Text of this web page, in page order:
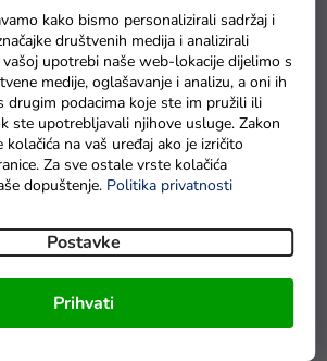
kako bismo personalizirali sadržaj i
društvenih medija i analizirali
upotrebi naše web-lokacije dijelimo s
medije, oglašavanje i analizu, a oni ih
drugim podacima koje ste im pružili ili
ste upotrebljavali njihove usluge. Zakon
na vaš uređaj ako je izričito
Za sve ostale vrste kolačića
dopuštenje. Politika privatnosti
Postavke
Prihvati